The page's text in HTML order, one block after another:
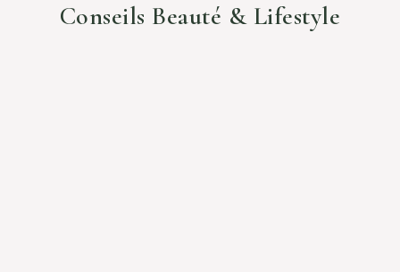
Conseils Beauté & Lifestyle